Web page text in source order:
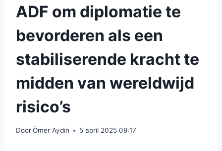
ADF om diplomatie te
bevorderen als een
stabiliserende kracht te
midden van wereldwijd
risico’s
DoorÖmer Aydin 5 april 2025 09:17